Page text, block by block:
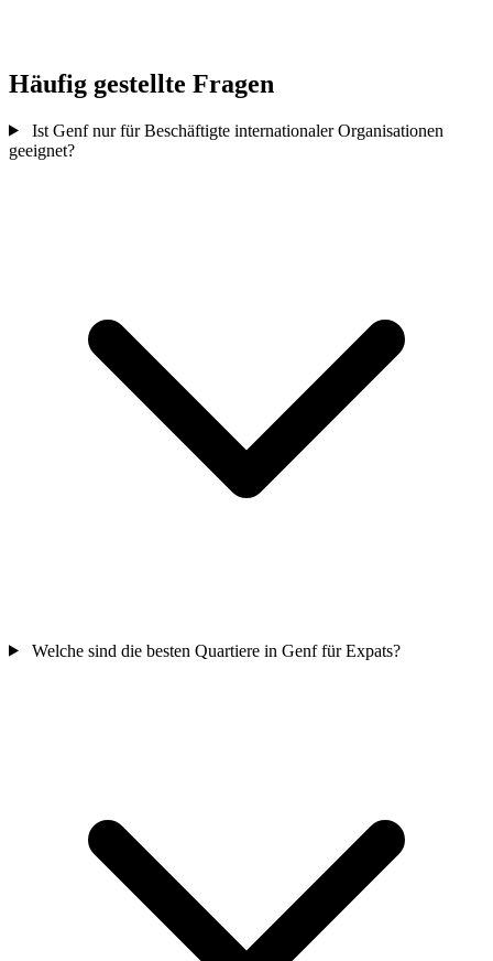
Häufig gestellte Fragen
Ist Genf nur für Beschäftigte internationaler Organisationen
geeignet?
Welche sind die besten Quartiere in Genf für Expats?